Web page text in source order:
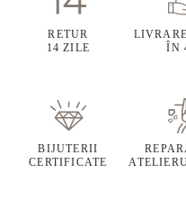
RETUR
14 ZILE
ÎN
BIJUTERII
CERTIFICATE